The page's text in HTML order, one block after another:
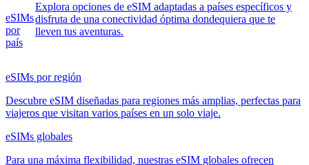
eSIMs
por
país
Explora opciones de eSIM adaptadas a países específicos y
disfruta de una conectividad óptima dondequiera que te
lleven tus aventuras.
eSIMs por región
Descubre eSIM diseñadas para regiones más amplias, perfectas para
viajeros que visitan varios países en un solo viaje.
eSIMs globales
Para una máxima flexibilidad, nuestras eSIM globales ofrecen